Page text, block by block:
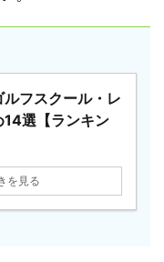
ルフスクール・レ
14選【ランキン
を見る